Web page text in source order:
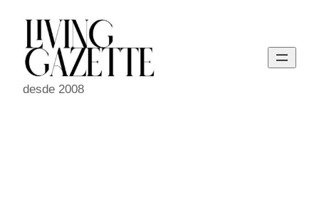
conteúdo
desde 2008